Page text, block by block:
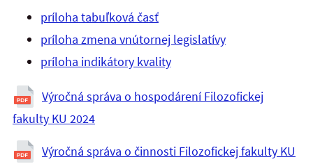
príloha tabuľková časť
príloha zmena vnútornej legislatívy
príloha indikátory kvality
Výročná správa o hospodárení Filozofickej
fakulty KU 2024
Výročná správa o činnosti Filozofickej fakulty KU